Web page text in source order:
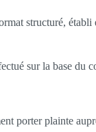
structuré,
sur la base du
porter plainte